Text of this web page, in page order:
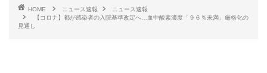
HOME ニュース速報
ニュース速報
【コロナ】都が感染者の入院基準改定へ…血中酸素濃度「９６％未満」厳格化の
見通し